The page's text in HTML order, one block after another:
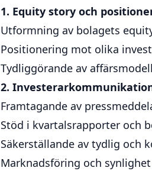
1. Equity story och
Utformning av bolagets
Positionering mot olika
Tydliggörande av
2.
Framtagande av
Stöd i kvartalsrapporter och
Säkerställande av tydlig och
Marknadsföring och synlighet